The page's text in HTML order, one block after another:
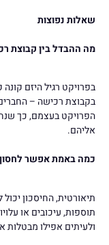
שאלות נפוצות
מה ההבדל בין קבוצת
בפרויקט רגיל היזם
בקבוצת רכישה –
הפרויקט בעצמם, כך
אליהם.
כמה באמת אפשר
תוספות, עיכובים או
ולעיתים אפילו מבטלות